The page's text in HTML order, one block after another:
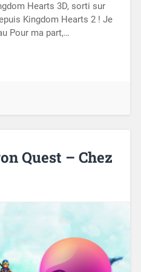
Hearts 3D, sorti sur
Kingdom Hearts 2 ! Je
Pour ma part,…
Quest – Chez